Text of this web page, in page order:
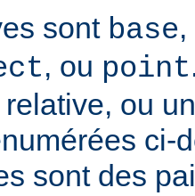
sont base,
, ou point
ou
ci-
sont des